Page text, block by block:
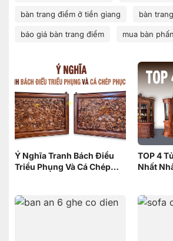
bàn trang điểm ở tiền giang bàn
báo giá bàn trang điểm mua bàn
Ý Nghĩa Tranh Bách Điểu
Triều Phụng Và Cá Chép
TOP 4
Nhất